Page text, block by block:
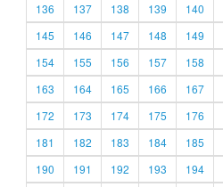
136
137 138 139 140
145
146 147 148 149
154
155 156 157 158
163
164 165 166 167
172
173 174 175 176
181
182 183 184 185
190
191 192 193 194